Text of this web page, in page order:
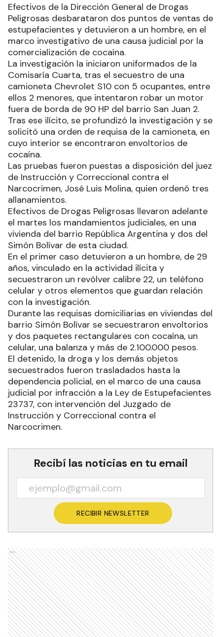
Efectivos de la Dirección General de Drogas
Peligrosas desbarataron dos puntos de ventas de
estupefacientes y detuvieron a un hombre, en el
marco investigativo de una causa judicial por la
comercialización de cocaína.
La investigación la iniciaron uniformados de la
Comisaría Cuarta, tras el secuestro de una
camioneta Chevrolet S10 con 5 ocupantes, entre
ellos 2 menores, que intentaron robar un motor
fuera de borda de 90 HP del barrio San Juan 2.
Tras ese ilícito, se profundizó la investigación y se
solicitó una orden de requisa de la camioneta, en
cuyo interior se encontraron envoltorios de
cocaína.
Las pruebas fueron puestas a disposición del juez
de Instrucción y Correccional contra el
Narcocrimen, José Luis Molina, quien ordenó tres
allanamientos.
Efectivos de Drogas Peligrosas llevaron adelante
el martes los mandamientos judiciales, en una
vivienda del barrio República Argentina y dos del
Simón Bolívar de esta ciudad.
En el primer caso detuvieron a un hombre, de 29
años, vinculado en la actividad ilícita y
secuestraron un revólver calibre 22, un teléfono
celular y otros elementos que guardan relación
con la investigación.
Durante las requisas domiciliarias en viviendas del
barrio Simón Bolívar se secuestraron envoltorios
y dos paquetes rectangulares con cocaína, un
celular, una balanza y más de 2.100.000 pesos.
El detenido, la droga y los demás objetos
secuestrados fueron trasladados hasta la
dependencia policial, en el marco de una causa
judicial por infracción a la Ley de Estupefacientes
23737, con intervención del Juzgado de
Instrucción y Correccional contra el
Narcocrimen.
Recibí las noticias en tu email
RECIBIR NEWSLETTER
Ads